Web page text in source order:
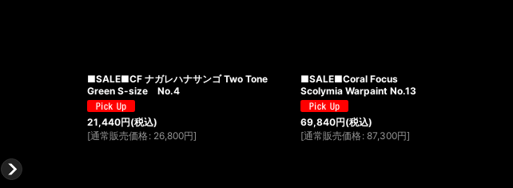
■SALE■CF ナガレハナサンゴ Two Tone
Green S-size No.4
21,440円(税込)
[通常販売価格 : 26,800円]
■SALE■Coral Focus
Scolymia Warpaint No.13
69,840円(税込)
[通常販売価格 : 87,300円]